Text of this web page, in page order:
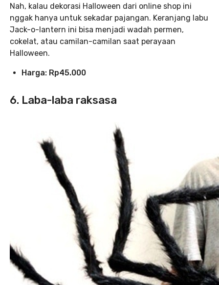
Nah, kalau dekorasi Halloween dari online shop ini
nggak hanya untuk sekadar pajangan. Keranjang labu
Jack-o-lantern ini bisa menjadi wadah permen,
cokelat, atau camilan-camilan saat perayaan
Halloween.
Harga: Rp45.000
6. Laba-laba raksasa